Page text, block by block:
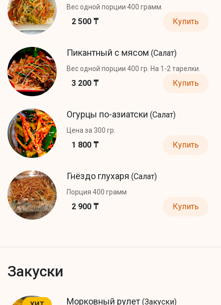
Вес одной порции 400 грамм.
2 500 ₸ Купить
Пикантный с мясом (Салат)
Вес одной порции 400 гр. На 1-2 тарелки.
3 200 ₸ Купить
Огурцы по-азиатски (Салат)
Цена за 300 гр.
1 800 ₸ Купить
Гнёздо глухаря (Салат)
Порция 400 грамм
2 900 ₸ Купить
Закуски
Морковный рулет (Закуски)